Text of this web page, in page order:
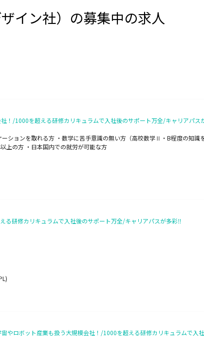
イン社）の募集中の求人
！/1000を超える研修カリキュラムで入社後のサポート万全/キャリアパス
ションを取れる方 ・数学に苦手意識の無い方（高校数学Ⅱ・B程度の知
上の方 ・日本国内での就労が可能な方
る研修カリキュラムで入社後のサポート万全/キャリアパスが多彩‼
やロボット産業も扱う大規模会社！/1000を超える研修カリキュラムで入